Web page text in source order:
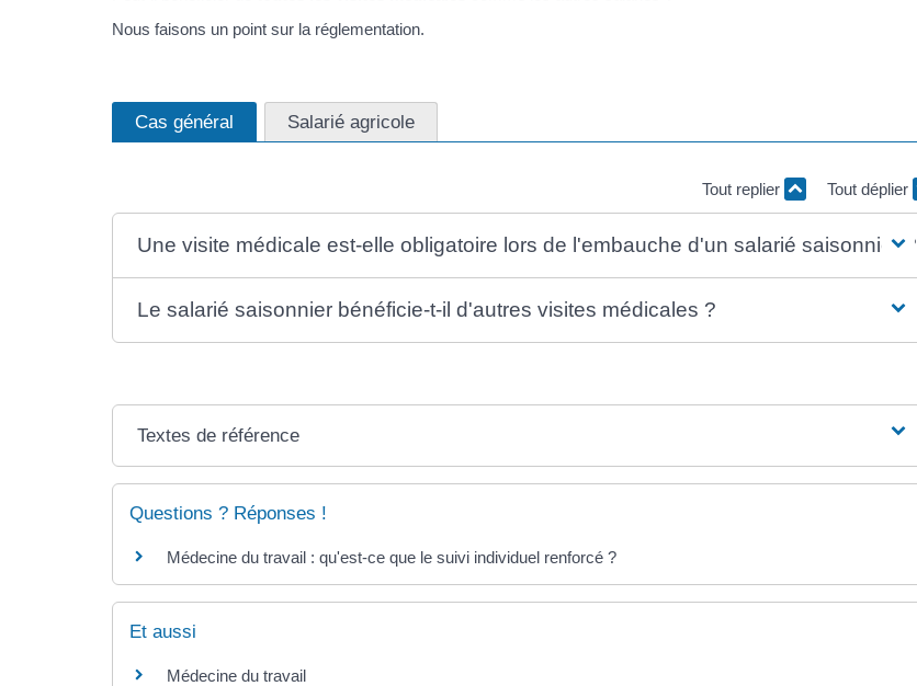
Nous faisons un point sur la réglementation.
Cas général Salarié agricole
Tout replier Tout déplier
Une visite médicale est-elle obligatoire lors de l'embauche d'un salarié saisonnier ?
Le salarié saisonnier bénéficie-t-il d'autres visites médicales ?
Textes de référence
Questions ? Réponses !
Médecine du travail : qu'est-ce que le suivi individuel renforcé ?
Et aussi
Médecine du travail